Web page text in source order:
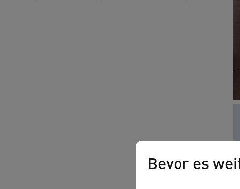
Bevor es